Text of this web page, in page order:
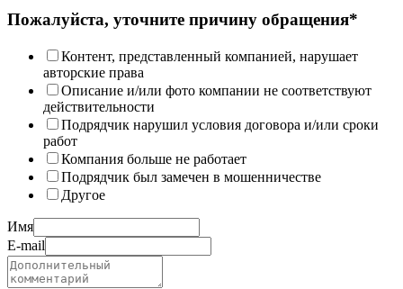
Пожалуйста, уточните причину обращения*
Контент, представленный компанией, нарушает
авторские права
Описание и/или фото компании не соответствуют
действительности
Подрядчик нарушил условия договора и/или сроки
работ
Компания больше не работает
Подрядчик был замечен в мошенничестве
Другое
Имя
E-mail